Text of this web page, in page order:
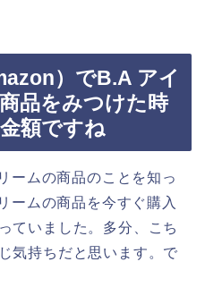
）でB.A アイ
品をみつけた時
額ですね
ームの商品のことを知っ
ームの商品を今すぐ購入
ていました。多分、こち
気持ちだと思います。で